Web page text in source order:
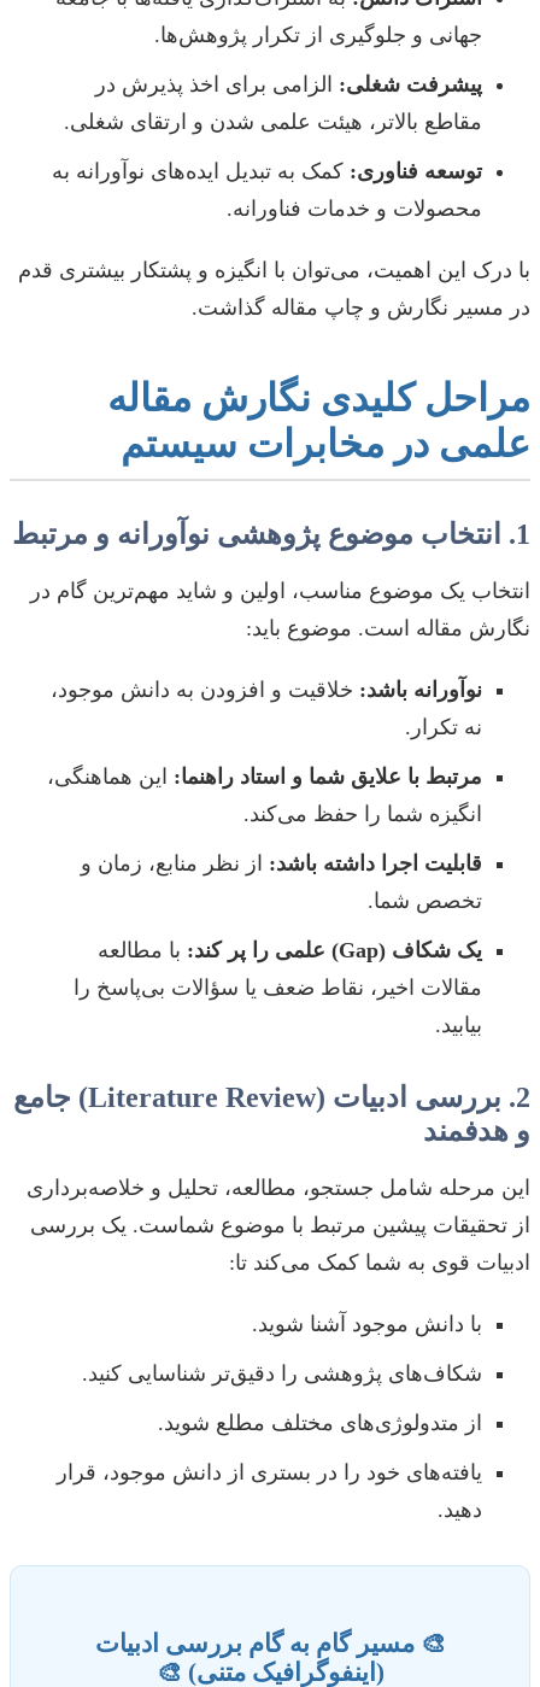
جهانی و جلوگیری از تکرار پژوهش‌ها.
پیشرفت شغلی: الزامی برای اخذ پذیرش در
مقاطع بالاتر، هیئت علمی شدن و ارتقای شغلی.
توسعه فناوری: کمک به تبدیل ایده‌های نوآورانه به
محصولات و خدمات فناورانه.
با درک این اهمیت، می‌توان با انگیزه و پشتکار بیشتری قدم
در مسیر نگارش و چاپ مقاله گذاشت.
مراحل کلیدی نگارش مقاله
علمی در مخابرات سیستم
1. انتخاب موضوع پژوهشی نوآورانه و مرتبط
انتخاب یک موضوع مناسب، اولین و شاید مهم‌ترین گام در
نگارش مقاله است. موضوع باید:
نوآورانه باشد: خلاقیت و افزودن به دانش موجود،
نه تکرار.
مرتبط با علایق شما و استاد راهنما: این هماهنگی،
انگیزه شما را حفظ می‌کند.
قابلیت اجرا داشته باشد: از نظر منابع، زمان و
تخصص شما.
یک شکاف (Gap) علمی را پر کند:
با مطالعه
مقالات اخیر، نقاط ضعف یا سؤالات بی‌پاسخ را
بیابید.
2. بررسی ادبیات (Literature Review) جامع
و هدفمند
این مرحله شامل جستجو، مطالعه، تحلیل و خلاصه‌برداری
از تحقیقات پیشین مرتبط با موضوع شماست. یک بررسی
ادبیات قوی به شما کمک می‌کند تا:
با دانش موجود آشنا شوید.
شکاف‌های پژوهشی را دقیق‌تر شناسایی کنید.
از متدولوژی‌های مختلف مطلع شوید.
یافته‌های خود را در بستری از دانش موجود، قرار
دهید.
🎨 مسیر گام به گام بررسی ادبیات
(اینفوگرافیک متنی) 🎨